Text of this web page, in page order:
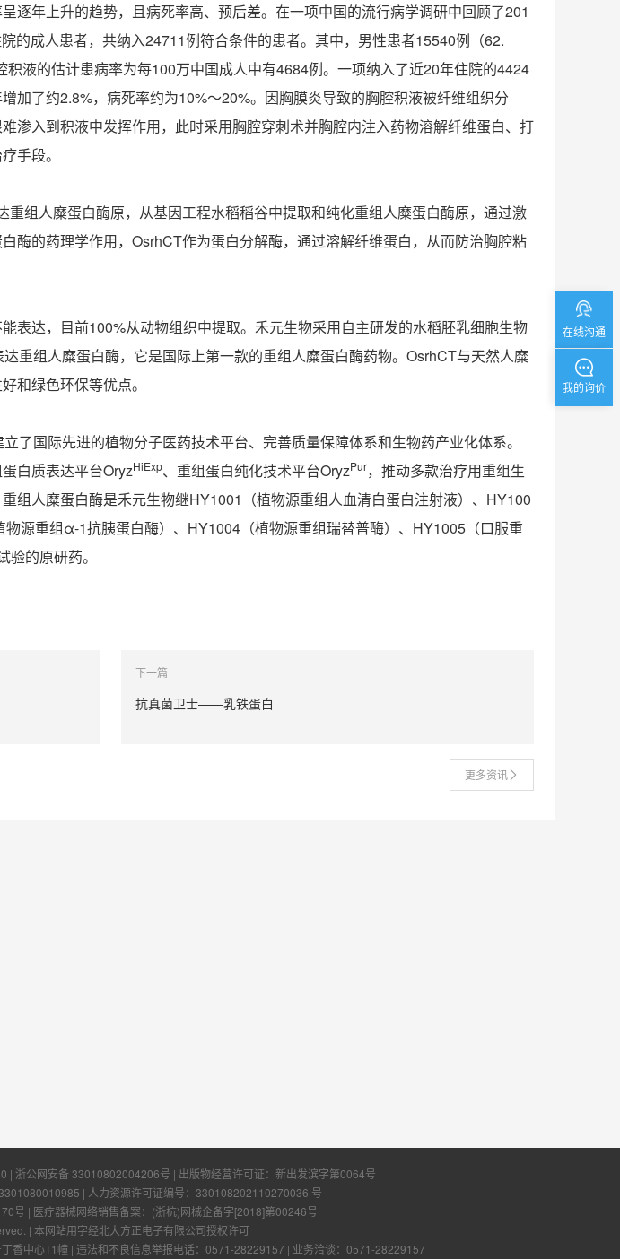
逐年上升的趋势，且病死率高、预后差。在一项中国的流行病学调研中回顾了201
的成人患者，共纳入24711例符合条件的患者。其中，男性患者15540例（62.
液的估计患病率为每100万中国成人中有4684例。一项纳入了近20年住院的4424
加了约2.8%，病死率约为10%～20%。因胸膜炎导致的胸腔积液被纤维组织分
渗入到积液中发挥作用，此时采用胸腔穿刺术并胸腔内注入药物溶解纤维蛋白、打
手段。
组人糜蛋白酶原，从基因工程水稻稻谷中提取和纯化重组人糜蛋白酶原，通过激
酶的药理学作用，OsrhCT作为蛋白分解酶，通过溶解纤维蛋白，从而防治胸腔粘
表达，目前100%从动物组织中提取。禾元生物采用自主研发的水稻胚乳细胞生物
达重组人糜蛋白酶，它是国际上第一款的重组人糜蛋白酶药物。OsrhCT与天然人糜
和绿色环保等优点。
了国际先进的植物分子医药技术平台、完善质量保障体系和生物药产业化体系。
白质表达平台OryzHiExp、重组蛋白纯化技术平台OryzPur，推动多款治疗用重组生
组人糜蛋白酶是禾元生物继HY1001（植物源重组人血清白蛋白注射液）、HY100
源重组α-1抗胰蛋白酶）、HY1004（植物源重组瑞替普酶）、HY1005（口服重
的原研药。
下一篇
抗真菌卫士——乳铁蛋白
更多资讯
在线沟通
我的询价
| 浙公网安备 33010802004206号 | 出版物经营许可证： 新出发滨字第0064号
| 人力资源许可证编号： 330108202110270036 号
号 | 医疗器械网络销售备案：(浙杭)网械企备字[2018]第00246号
| 本网站用字经北大方正电子有限公司授权许可
香中心T1幢 | 违法和不良信息举报电话：0571-28229157 | 业务洽谈：0571-28229157